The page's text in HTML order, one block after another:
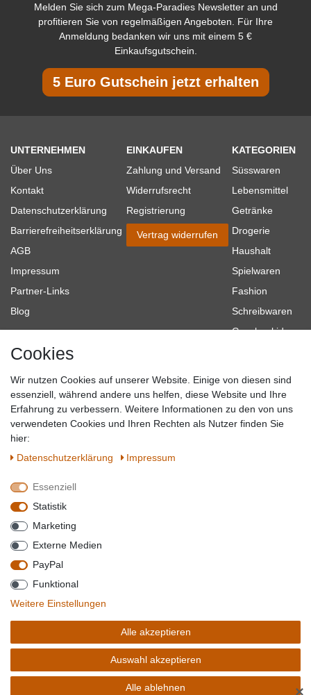
Melden Sie sich zum Mega-Paradies Newsletter an und
profitieren Sie von regelmäßigen Angeboten. Für Ihre
Anmeldung bedanken wir uns mit einem 5 €
Einkaufsgutschein.
5 Euro Gutschein jetzt erhalten
UNTERNEHMEN
Über Uns
Kontakt
Datenschutzerklärung
Barrierefreiheitserklärung
AGB
Impressum
Partner-Links
Blog
EINKAUFEN
Zahlung und Versand
Widerrufsrecht
Registrierung
Vertrag widerrufen
KATEGORIEN
Süsswaren
Lebensmittel
Getränke
Drogerie
Haushalt
Spielwaren
Fashion
Schreibwaren
Geschenkideen
Topmarken
SICHER EINKAUFEN
QUALITÄT
BESUCHEN SIE UNS AUF
*Alle Preise verstehen sich inkl. MwSt. zzgl. Versandkosten. **Gilt für Lieferungen
innerhalb deutschlands, Lieferzeiten für andere Länder entnehmen Sie bitte der
Schaltfäche mit denVersandinformationen. *** Bei den ausgewiesenen Versandkosten
handelt es sich um die StandardVersandkostenfür Deutschland, diese ändern sich je
nach Auswahl Ihres Lieferlandes.
Copyright 2020 © Mega-Paradies GmbH | Alle Rechte vorbehalten.
Cookies
Wir nutzen Cookies auf unserer Website. Einige von diesen sind
essenziell, während andere uns helfen, diese Website und Ihre
Erfahrung zu verbessern. Weitere Informationen zu den von uns
verwendeten Cookies und Ihren Rechten als Nutzer finden Sie
hier:
Daten­schutz­erklärung
Impressum
Essenziell
Statistik
Marketing
Externe Medien
PayPal
Funktional
Weitere Einstellungen
Alle akzeptieren
Auswahl akzeptieren
Alle ablehnen ✕